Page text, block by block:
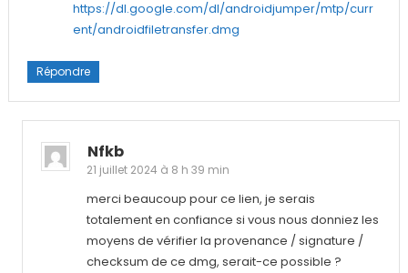
https://dl.google.com/dl/androidjumper/mtp/curr
ent/androidfiletransfer.dmg
Répondre
Nfkb
21 juillet 2024 à 8 h 39 min
merci beaucoup pour ce lien, je serais
totalement en confiance si vous nous donniez les
moyens de vérifier la provenance / signature /
checksum de ce dmg, serait-ce possible ?